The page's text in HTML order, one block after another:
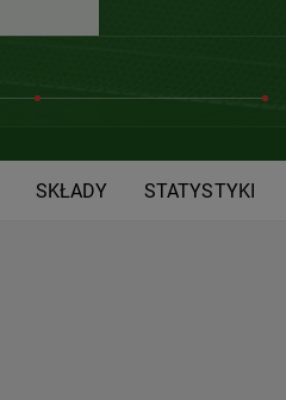
SKŁADY STATYSTYKI